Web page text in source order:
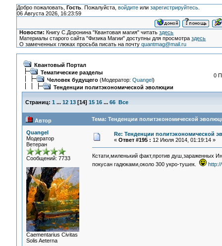
Добро пожаловать, Гость. Пожалуйста, войдитеили зарегистрируйтесь.
06 Августа 2026, 16:23:59
Новости: Книгу С.Доронина "Квантовая магия" читатьздесь
Материалы старого сайта "Физика Магии" доступны для просмотраздесь
О замеченных глюках просьба писать на почтуquantmag@mail.ru
Квантовый Портал
Тематические разделы
Человек будущего(Модератор: Quangel)
Тенденции политэкономической эволюции
0
Страниц: 1 ... 12 13[14] 15 16 ... 66 Все
Автор Тема: Тенденции политэкономической
Quangel
Модератор
Ветеран
Сообщений: 7733
Сaementarius Civitas
Solis Aeterna
Re: Тенденции политэкономической
« Ответ #195 : 12 Июля 2014, 01:19:14 »
Кстати,миленький факт,против душ,зараженных
покусан гадюками,около 300 укро-тушек.